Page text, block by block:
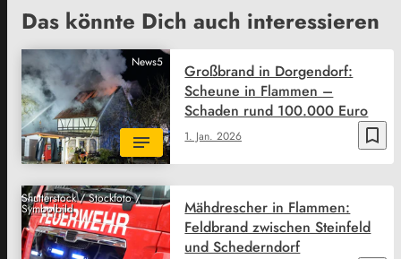
Das könnte Dich auch interessieren
News5
bookmark_border
1. Jan. 2026
Großbrand in Dorgendorf:
Scheune in Flammen –
Schaden rund 100.000 Euro
Shutterstock / Stockfoto /
Symbolbild
Mähdrescher in Flammen:
Feldbrand zwischen Steinfeld
und Schederndorf